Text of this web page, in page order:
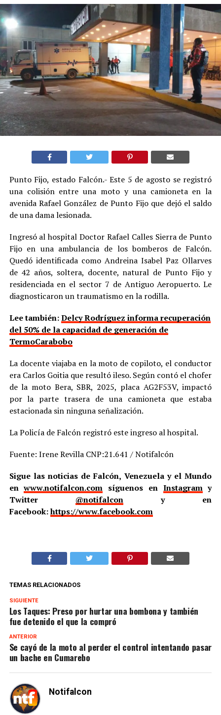
Punto Fijo, estado Falcón.- Este 5 de agosto se registró
una colisión entre una moto y una camioneta en la
avenida Rafael González de Punto Fijo que dejó el saldo
de una dama lesionada.
Ingresó al hospital Doctor Rafael Calles Sierra de Punto
Fijo en una ambulancia de los bomberos de Falcón.
Quedó identificada como Andreina Isabel Paz Ollarves
de 42 años, soltera, docente, natural de Punto Fijo y
residenciada en el sector 7 de Antiguo Aeropuerto. Le
diagnosticaron un traumatismo en la rodilla.
Lee también:Delcy Rodríguez informa recuperación
del 50% de la capacidad de generación de
TermoCarabobo
La docente viajaba en la moto de copiloto, el conductor
era Carlos Goitia que resultó ileso. Según contó el chofer
de la moto Bera, SBR, 2025, placa AG2F53V, impactó
por la parte trasera de una camioneta que estaba
estacionada sin ninguna señalización.
La Policía de Falcón registró este ingreso al hospital.
Fuente: Irene Revilla CNP:21.641 / Notifalcón
Sigue las noticias de Falcón, Venezuela y el Mundo
enwww.notifalcon.com síguenos en Instagramy
Twitter @notifalcony en
Facebook:https://www.facebook.com
TEMAS RELACIONADOS
SIGUIENTE
Los Taques: Preso por hurtar una bombona y también
fue detenido el que la compró
ANTERIOR
Se cayó de la moto al perder el control intentando pasar
un bache en Cumarebo
Notifalcon